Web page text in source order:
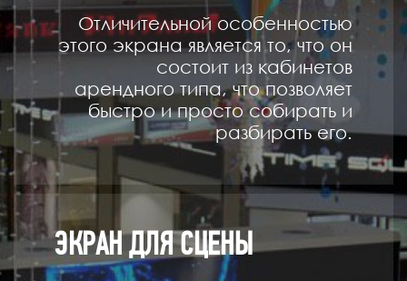
Отличительной особенностью
этого экрана является то, что он
состоит из кабинетов
арендного типа, что позволяет
быстро и просто собирать и
разбирать его.
ЭКРАН ДЛЯ СЦЕНЫ